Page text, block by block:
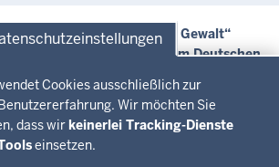
Cookies ausschließlich zur
Wir möchten Sie
dass wirkeinerlei Tracking-Dienste
einsetzen.
„Prävention sexualisierte Gewalt“
Kinderschutz NRW beim Deutschen
für Fragen des sexuellen
(UBSKM, Bundesebene)
Report 4/2020: „Sexueller
Gewalt“